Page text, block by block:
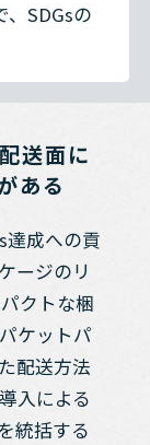
SDGsの
送面に
ある
達成への貢
ージのリ
クトな梱
ケットパ
配送方法
入による
統括する